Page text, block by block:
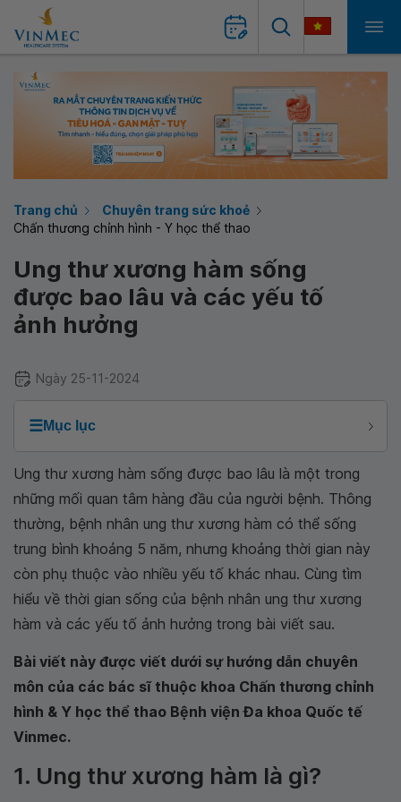
Trang chủ
Chuyên trang sức khoẻ
Chấn thương chỉnh hình - Y học thể thao
Ung thư xương hàm sống
được bao lâu và các yếu tố
ảnh hưởng
Ngày 25-11-2024
☰Mục lục
Ung thư xương hàm sống được bao lâu là một trong
những mối quan tâm hàng đầu của người bệnh. Thông
thường, bệnh nhân ung thư xương hàm có thể sống
trung bình khoảng 5 năm, nhưng khoảng thời gian này
còn phụ thuộc vào nhiều yếu tố khác nhau. Cùng tìm
hiểu về thời gian sống của bệnh nhân ung thư xương
hàm và các yếu tố ảnh hưởng trong bài viết sau.
Bài viết này được viết dưới sự hướng dẫn chuyên
môn của các bác sĩ thuộc khoa Chấn thương chỉnh
hình & Y học thể thao Bệnh viện Đa khoa Quốc tế
Vinmec.
1. Ung thư xương hàm là gì?